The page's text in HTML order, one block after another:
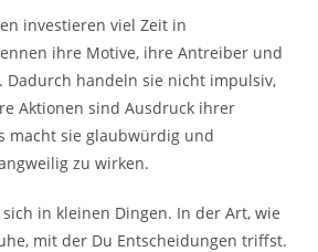
investieren viel Zeit in
ihre Motive, ihre Antreiber und
Dadurch handeln sie nicht impulsiv,
Aktionen sind Ausdruck ihrer
macht sie glaubwürdig und
zu wirken.
in kleinen Dingen. In der Art, wie
mit der Du Entscheidungen triffst.